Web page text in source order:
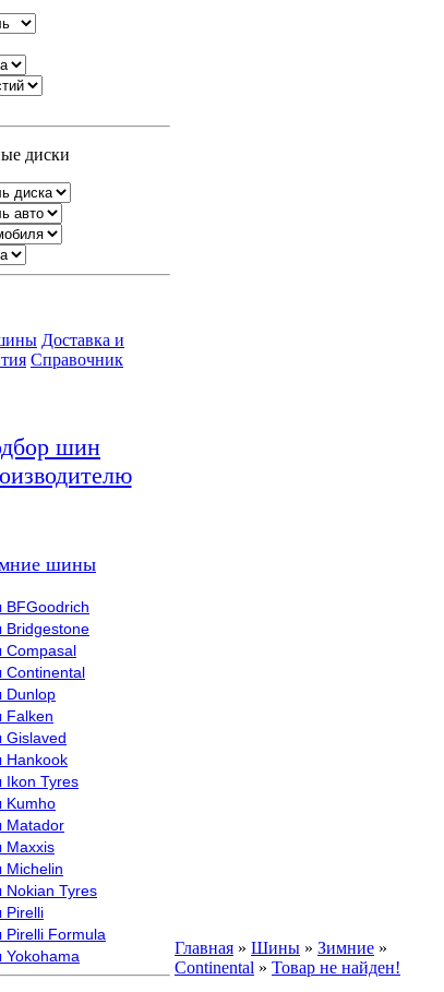
диски
Доставка и
Справочник
шин
шины
Tyres
Tyres
Pirelli
Formula
Главная » Шины » Зимние »
Continental » Товар не найден!